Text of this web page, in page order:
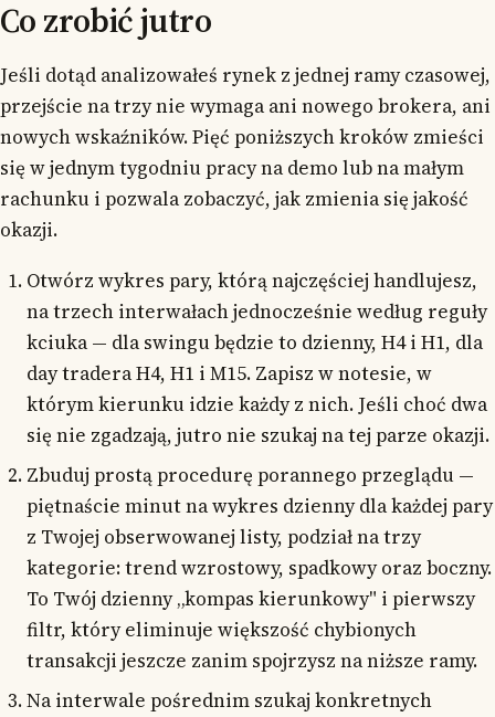
Co zrobić jutro
Jeśli dotąd analizowałeś rynek z jednej ramy czasowej,
przejście na trzy nie wymaga ani nowego brokera, ani
nowych wskaźników. Pięć poniższych kroków zmieści
się w jednym tygodniu pracy na demo lub na małym
rachunku i pozwala zobaczyć, jak zmienia się jakość
okazji.
Otwórz wykres pary, którą najczęściej handlujesz,
na trzech interwałach jednocześnie według reguły
kciuka — dla swingu będzie to dzienny, H4 i H1, dla
day tradera H4, H1 i M15. Zapisz w notesie, w
którym kierunku idzie każdy z nich. Jeśli choć dwa
się nie zgadzają, jutro nie szukaj na tej parze okazji.
Zbuduj prostą procedurę porannego przeglądu —
piętnaście minut na wykres dzienny dla każdej pary
z Twojej obserwowanej listy, podział na trzy
kategorie: trend wzrostowy, spadkowy oraz boczny.
To Twój dzienny „kompas kierunkowy" i pierwszy
filtr, który eliminuje większość chybionych
transakcji jeszcze zanim spojrzysz na niższe ramy.
Na interwale pośrednim szukaj konkretnych